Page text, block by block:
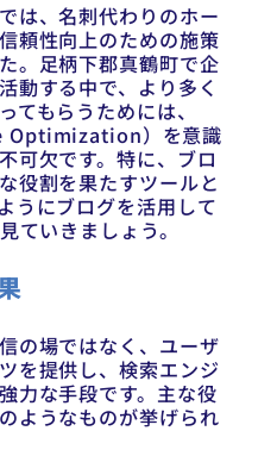
は、名刺代わりのホー
頼性向上のための施策
。足柄下郡真鶴町で企
動する中で、より多く
てもらうためには、
Optimization）を意識
可欠です。特に、ブロ
役割を果たすツールと
うにブログを活用して
ていきましょう。
の場ではなく、ユーザ
を提供し、検索エンジ
力な手段です。主な役
ようなものが挙げられ